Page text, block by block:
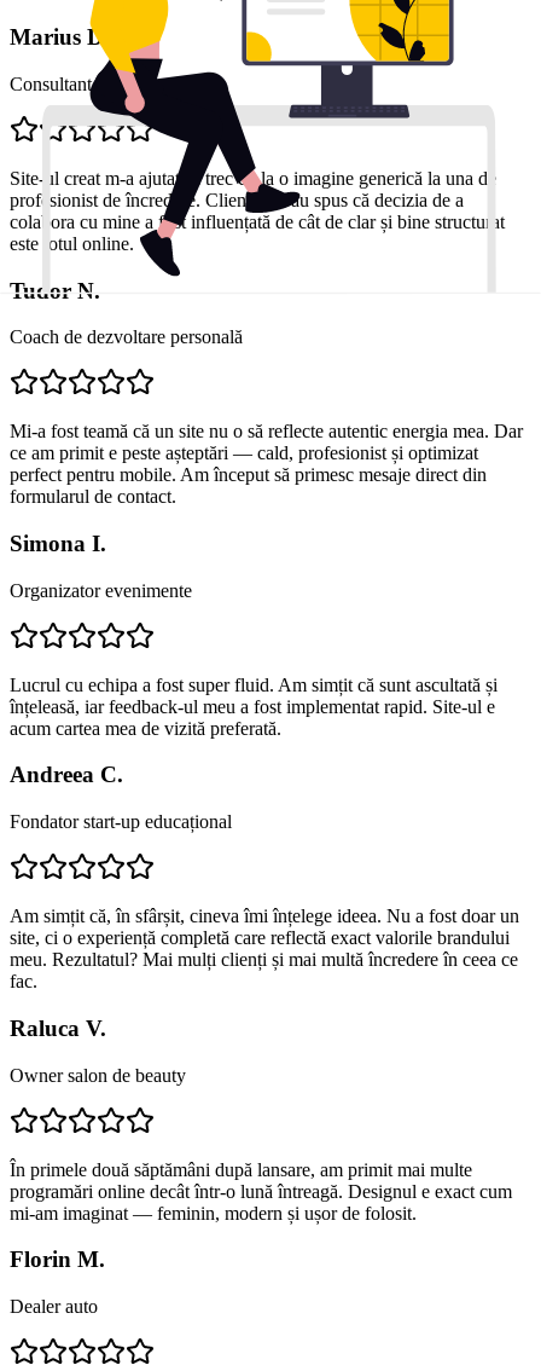
Marius D.
Consultant financiar
Site-ul creat m-a ajutat să trec de la o imagine generică la una de
profesionist de încredere. Clienții mi-au spus că decizia de a
colabora cu mine a fost influențată de cât de clar și bine structurat
este totul online.
Tudor N.
Coach de dezvoltare personală
Mi-a fost teamă că un site nu o să reflecte autentic energia mea. Dar
ce am primit e peste așteptări — cald, profesionist și optimizat
perfect pentru mobile. Am început să primesc mesaje direct din
formularul de contact.
Simona I.
Organizator evenimente
Lucrul cu echipa a fost super fluid. Am simțit că sunt ascultată și
înțeleasă, iar feedback-ul meu a fost implementat rapid. Site-ul e
acum cartea mea de vizită preferată.
Andreea C.
Fondator start-up educațional
Am simțit că, în sfârșit, cineva îmi înțelege ideea. Nu a fost doar un
site, ci o experiență completă care reflectă exact valorile brandului
meu. Rezultatul? Mai mulți clienți și mai multă încredere în ceea ce
fac.
Raluca V.
Owner salon de beauty
În primele două săptămâni după lansare, am primit mai multe
programări online decât într-o lună întreagă. Designul e exact cum
mi-am imaginat — feminin, modern și ușor de folosit.
Florin M.
Dealer auto